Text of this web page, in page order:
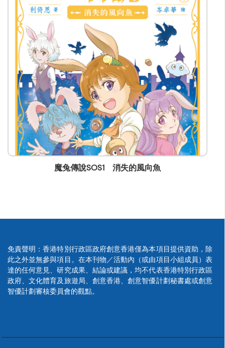
lstam@mingpao.com
魔兔傳說SOS2 月光怪
免責聲明：香港特別行政區政府創意香港僅為本項目提供資助，除
此之外並無參與項目。在本刊物／活動內（或由項目小組成員）表
達的任何意見、研究成果、結論或建議，均不代表香港特別行政區
政府、文化體育及旅遊局、創意香港、創意智優計劃秘書處或創意
智優計劃審核委員會的觀點。